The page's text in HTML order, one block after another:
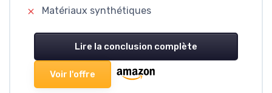
Matériaux synthétiques
Lire la conclusion complète
Voir l'offre